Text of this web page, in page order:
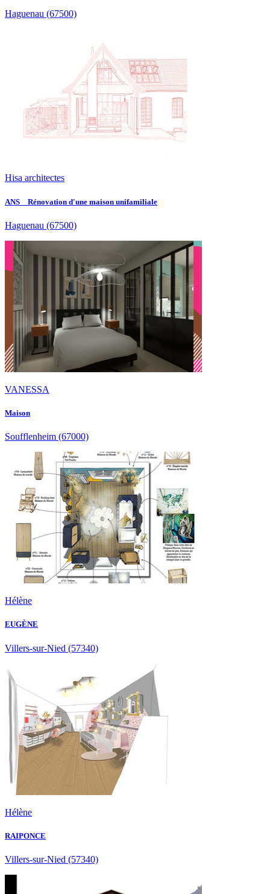
Haguenau (67500)
Hisa architectes
ANS _ Rénovation d'une maison unifamiliale
Haguenau (67500)
VANESSA
Maison
Soufflenheim (67000)
Hélène
EUGÈNE
Villers-sur-Nied (57340)
Hélène
RAIPONCE
Villers-sur-Nied (57340)